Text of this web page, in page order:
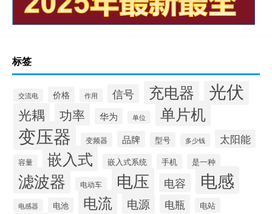
标签
交流电 价格 作用 信号 充电器 光伏
光耦 功率 华为 单位 单片机
变压器 变频器 品牌 型号 多少钱 太阳能
容量 嵌入式 嵌入式系统 手机 是一种
滤波器 电动车 电压 电容 电感
电感器 电池 电流 电源 电瓶 电站